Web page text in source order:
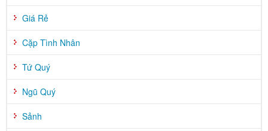
Giá Rẻ
Cặp Tình Nhân
Tứ Quý
Ngũ Quý
Sảnh